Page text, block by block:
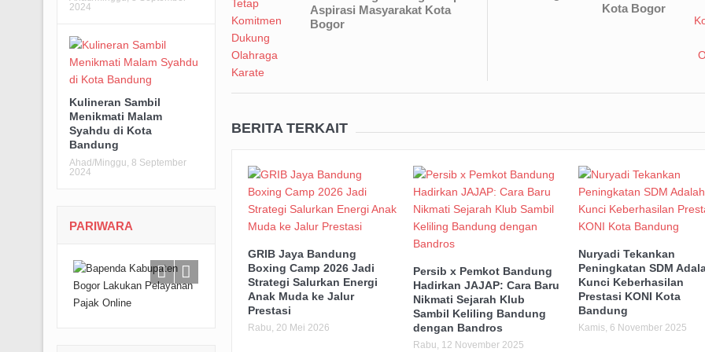
Aspirasi Masyarakat Kota
Bogor
Kota Bogor
BERITA TERKAIT
GRIB Jaya Bandung
Boxing Camp 2026 Jadi
Strategi Salurkan Energi
Anak Muda ke Jalur
Prestasi
Rabu, 20 Mei 2026
Persib x Pemkot Bandung
Hadirkan JAJAP: Cara Baru
Nikmati Sejarah Klub
Sambil Keliling Bandung
dengan Bandros
Rabu, 12 November 2025
Nuryadi Tekankan
Peningkatan SDM
Kunci Keberhasilan
Prestasi KONI Kota
Bandung
Kamis, 6 November 2025
2024
Kulineran Sambil
Menikmati Malam
Syahdu di Kota
Bandung
Ahad/Minggu, 8 September
2024
PARIWARA